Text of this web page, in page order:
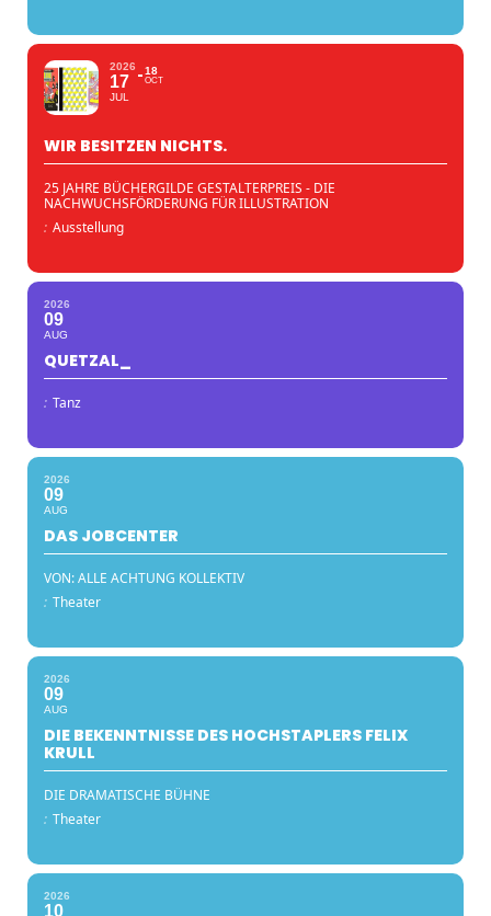
2026
17
JUL
18
OCT
WIR BESITZEN NICHTS.
25 JAHRE BÜCHERGILDE GESTALTERPREIS - DIE
NACHWUCHSFÖRDERUNG FÜR ILLUSTRATION
: Ausstellung
2026
09
AUG
QUETZAL_
: Tanz
2026
09
AUG
DAS JOBCENTER
VON: ALLE ACHTUNG KOLLEKTIV
: Theater
2026
09
AUG
DIE BEKENNTNISSE DES HOCHSTAPLERS FELIX
KRULL
DIE DRAMATISCHE BÜHNE
: Theater
2026
10